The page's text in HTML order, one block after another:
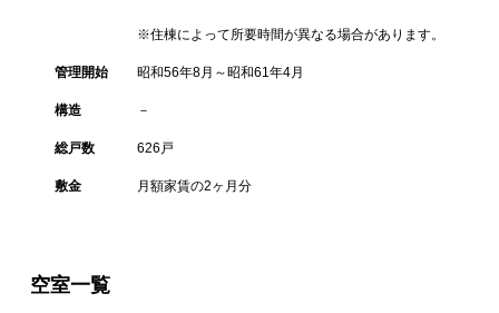
※住棟によって所要時間が異なる場合があります。
管理開始 昭和56年8月～昭和61年4月
構造 －
総戸数 626戸
敷金 月額家賃の2ヶ月分
空室一覧